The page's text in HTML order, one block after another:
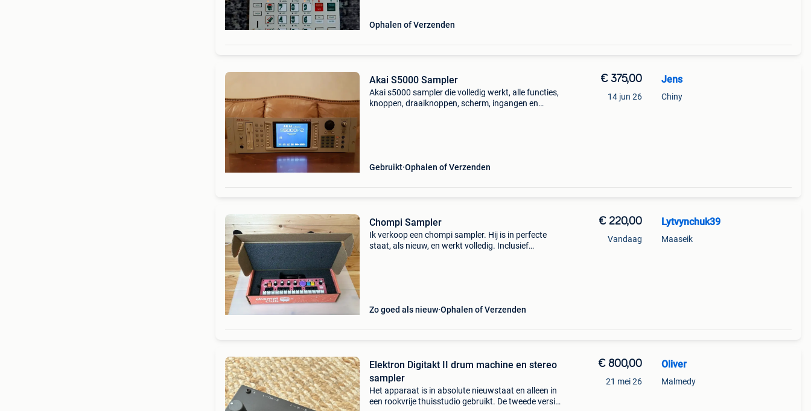
Ophalen of Verzenden
Akai S5000 Sampler
Akai s5000 sampler die volledig werkt, alle functies,
knoppen, draaiknoppen, scherm, ingangen en
Gebruikt Ophalen of Verzenden
€ 375,00
14 jun 26
Jens
Chiny
Chompi Sampler
Ik verkoop een chompi sampler. Hij is in perfecte
staat, als nieuw, en werkt volledig. Inclusief
Zo goed als nieuw Ophalen of Verzenden
€ 220,00
Vandaag
Lytvynchuk39
Maaseik
Elektron Digitakt II drum machine en stereo
sampler
Het apparaat is in absolute nieuwstaat en alleen in
een rookvrije thuisstudio gebruikt. De tweede versie
€ 800,00
21 mei 26
Oliver
Malmedy